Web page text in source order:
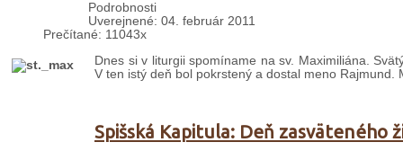
Podrobnosti
Uverejnené: 04. február 2011
Prečítané: 11043x
Dnes si v liturgii spomíname na sv. Maximiliána. S
V ten istý deň bol pokrstený a dostal meno
Spišská Kapitula: Deň zasväteného